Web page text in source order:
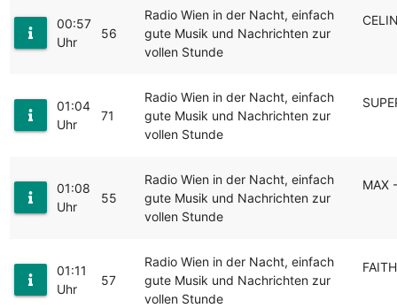
00:57
Uhr
56
Radio Wien in der Nacht, einfach
gute Musik und Nachrichten zur
vollen Stunde
01:04
Uhr
71
Radio Wien in der Nacht, einfach
gute Musik und Nachrichten zur
vollen Stunde
01:08
Uhr
55
Radio Wien in der Nacht, einfach
gute Musik und Nachrichten zur
vollen Stunde
MAX
01:11
Uhr
57
Radio Wien in der Nacht, einfach
gute Musik und Nachrichten zur
vollen Stunde